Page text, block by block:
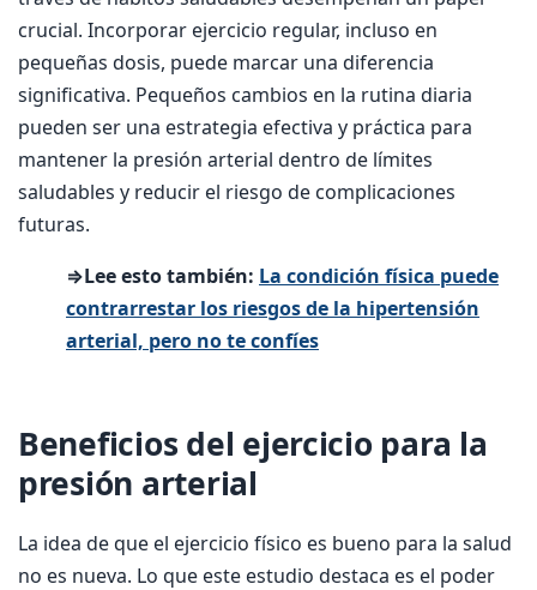
crucial. Incorporar ejercicio regular, incluso en
pequeñas dosis, puede marcar una diferencia
significativa. Pequeños cambios en la rutina diaria
pueden ser una estrategia efectiva y práctica para
mantener la presión arterial dentro de límites
saludables y reducir el riesgo de complicaciones
futuras.
⇒Lee esto también: La condición física puede
contrarrestar los riesgos de la hipertensión
arterial, pero no te confíes
Beneficios del ejercicio para la
presión arterial
La idea de que el ejercicio físico es bueno para la salud
no es nueva. Lo que este estudio destaca es el poder